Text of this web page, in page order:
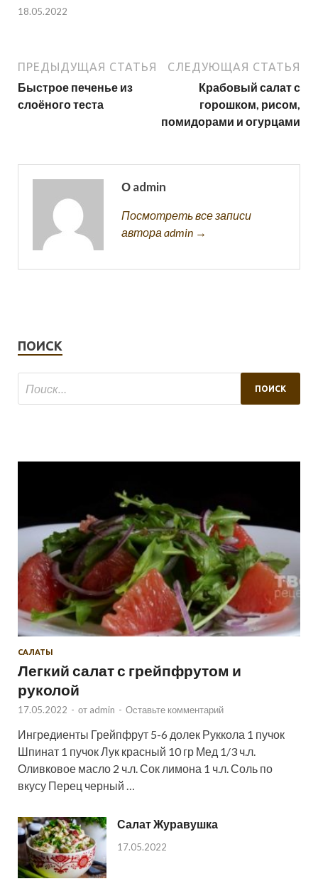
18.05.2022
ПРЕДЫДУЩАЯ СТАТЬЯ
Быстрое печенье из
слоёного теста
СЛЕДУЮЩАЯ СТАТЬЯ
Крабовый салат с
горошком, рисом,
помидорами и огурцами
О admin
Посмотреть все записи
автора admin →
ПОИСК
САЛАТЫ
Легкий салат с грейпфрутом и
руколой
17.05.2022 - от admin - Оставьте комментарий
Ингредиенты Грейпфрут 5-6 долек Руккола 1 пучок
Шпинат 1 пучок Лук красный 10 гр Мед 1/3 ч.л.
Оливковое масло 2 ч.л. Сок лимона 1 ч.л. Соль по
вкусу Перец черный …
Салат Журавушка
17.05.2022